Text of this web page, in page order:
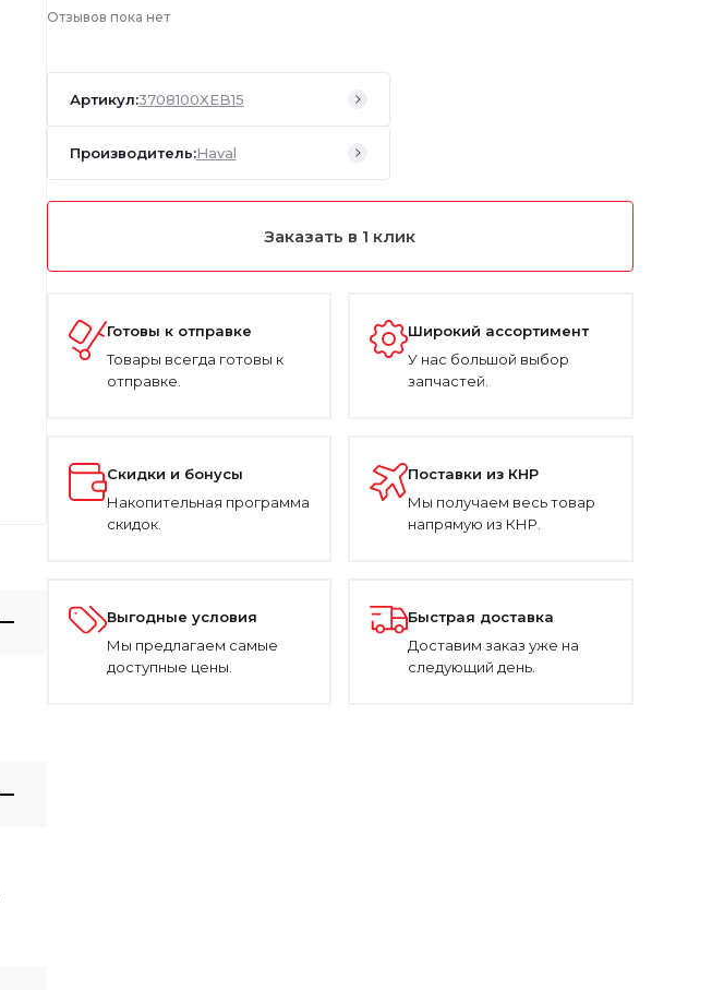
Отзывов пока нет
Артикул:3708100XEB15
Производитель:Haval
Заказать в 1 клик
Готовы к отправке
Товары всегда готовы к
отправке.
Широкий ассортимент
У нас большой выбор
запчастей.
Скидки и бонусы
Накопительная программа
скидок.
Поставки из КНР
Мы получаем весь товар
напрямую из КНР.
Выгодные условия
Мы предлагаем самые
доступные цены.
Быстрая доставка
Доставим заказ уже на
следующий день.